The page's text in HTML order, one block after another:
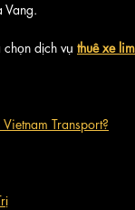
Vang.
dịch vụ thuê xe
Transport?